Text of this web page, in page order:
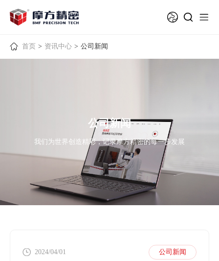
首页 > 资讯中心 > 公司新闻
公司新闻
我们为世界创造精彩，记录摩方精密的每一步发展
2024/04/01 公司新闻